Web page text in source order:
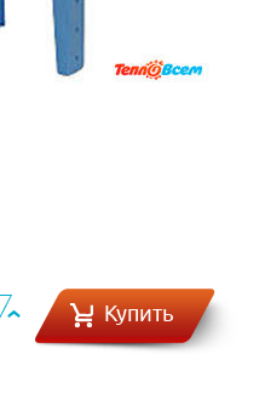
Купить